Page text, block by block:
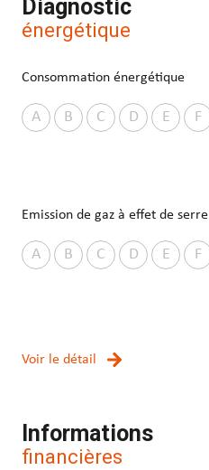
Diagnostic
énergétique
Consommation énergétique
A B C D E F
Emission de gaz à effet de serre
A B C D E F
Voir le détail
Informations
financières